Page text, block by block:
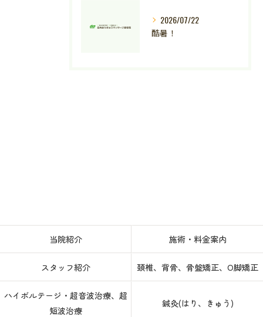
2026/07/22
酷暑！
当院紹介 施術・料金案内
スタッフ紹介 頚椎、背骨、骨盤矯正、O脚矯正
ハイボルテージ・超音波治療、超
短波治療
鍼灸(はり、きゅう)